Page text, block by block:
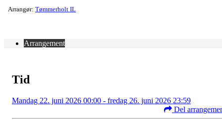
Arrangør: Tømmerholt IL
Arrangement
Tid
Mandag 22. juni 2026 00:00 - fredag 26. juni 2026 23:59
Del